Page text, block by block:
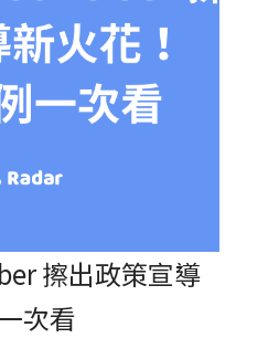
擦出政策宣導
次看